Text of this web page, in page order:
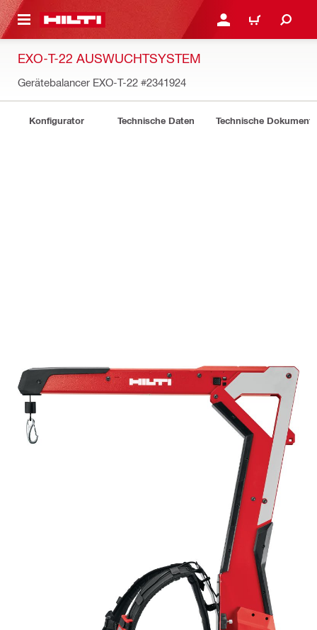
ANMELDEN ODER
WARENKORB
EXO-T-22 AUSWUCHTSYSTEM
Gerätebalancer EXO-T-22 #2341924
Konfigurator Technische Daten Technische Dokumente